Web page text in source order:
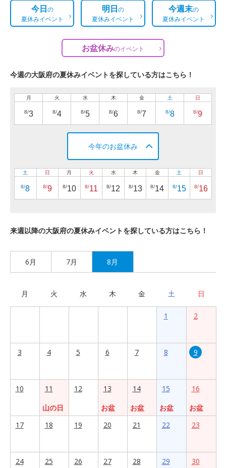
今日の
夏休みイベント
明日の
夏休みイベント
今週末の
夏休みイベント
お盆休みのイベント
今週の大阪府の夏休みイベントを探している方はこちら！
月
8/3
火
8/4
水
8/5
木
8/6
金
8/7
土
8/8
日
8/9
今年のお盆休み
土
8/8
日
8/9
月
8/10
火
8/11
水
8/12
木
8/13
金
8/14
土
8/15
日
8/16
来週以降の大阪府の夏休みイベントを探している方はこちら！
6月 7月 8月
月 火 水 木 金 土 日
1 2
3 4 5 6 7 8 9
10
11
山の日
12
13
お盆
14
お盆
15
お盆
16
お盆
17
18 19 20 21 22 23
24 25 26 27 28 29 30